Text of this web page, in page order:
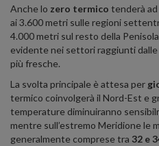
Anche lo zero termico tenderà
ai 3.600 metri sulle regioni
4.000 metri sul resto della
evidente nei settori raggiunti
più fresche.
La svolta principale è attesa per
termico coinvolgerà il Nord-Est e
temperature diminuiranno
mentre sull’estremo Meridione le
generalmente comprese tra 32 e